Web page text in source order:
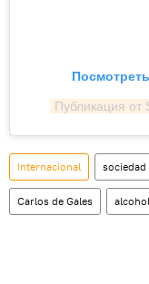
Публикация от
Internacional sociedad
Carlos de Gales alcohol